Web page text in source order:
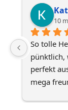
10
So tolle
pünktlich,
perfekt
mega